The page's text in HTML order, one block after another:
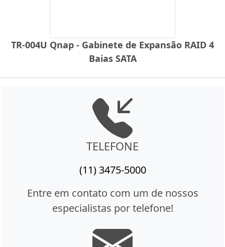
TR-004U Qnap - Gabinete de Expansão RAID 4
Baias SATA
TELEFONE
(11) 3475-5000
Entre em contato com um de nossos
especialistas por telefone!